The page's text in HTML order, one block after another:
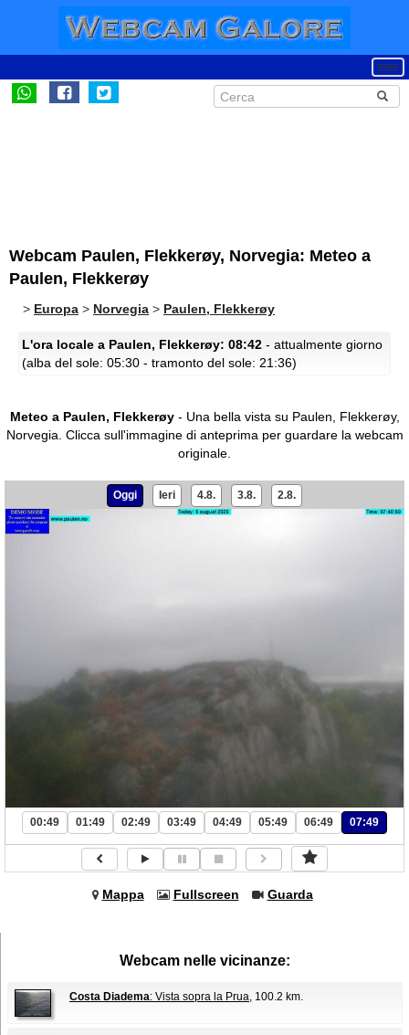
Webcam Paulen, Flekkerøy, Norvegia: Meteo a
Paulen, Flekkerøy
> Europa > Norvegia > Paulen, Flekkerøy
L'ora locale a Paulen, Flekkerøy: 08:42 - attualmente giorno
(alba del sole: 05:30 - tramonto del sole: 21:36)
Meteo a Paulen, Flekkerøy- Una bella vista su Paulen, Flekkerøy,
Norvegia. Clicca sull'immagine di anteprima per guardare la webcam
originale.
Oggi Ieri 4.8. 3.8. 2.8.
00:49 01:49 02:49 03:49 04:49 05:49 06:49 07:49
Mappa Fullscreen Guarda
Webcam nelle vicinanze:
Costa Diadema: Vista sopra la Prua, 100.2 km.